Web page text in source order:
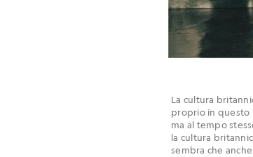
La cultura
proprio in questo
ma al tempo
la cultura
sembra che